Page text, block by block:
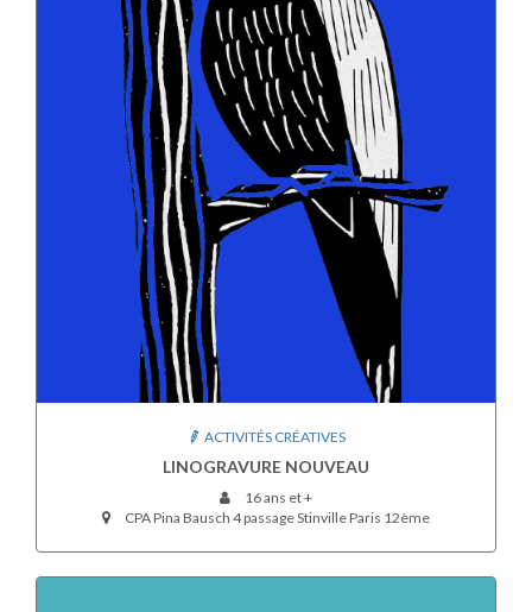
ACTIVITÉS CRÉATIVES
LINOGRAVURE NOUVEAU
16 ans et +
CPA Pina Bausch 4 passage Stinville Paris 12ème